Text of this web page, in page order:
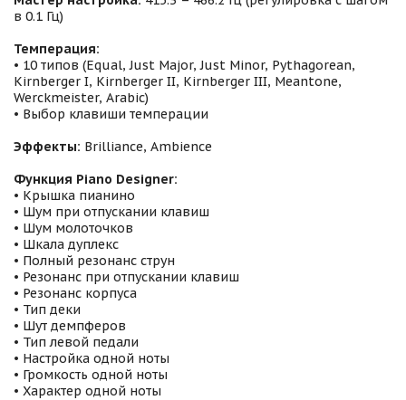
в 0.1 Гц)
Темперация:
• 10 типов (Equal, Just Major, Just Minor, Pythagorean,
Kirnberger I, Kirnberger II, Kirnberger III, Meantone,
Werckmeister, Arabic)
• Выбор клавиши темперации
Эффекты: Brilliance, Ambience
Функция Piano Designer:
• Крышка пианино
• Шум при отпускании клавиш
• Шум молоточков
• Шкала дуплекс
• Полный резонанс струн
• Резонанс при отпускании клавиш
• Резонанс корпуса
• Тип деки
• Шут демпферов
• Тип левой педали
• Настройка одной ноты
• Громкость одной ноты
• Характер одной ноты